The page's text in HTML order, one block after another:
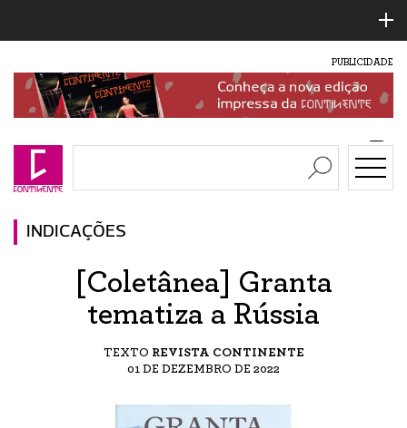
PUBLICIDADE
INDICAÇÕES
[Coletânea] Granta
tematiza a Rússia
TEXTO REVISTA CONTINENTE
01 DE DEZEMBRO DE 2022